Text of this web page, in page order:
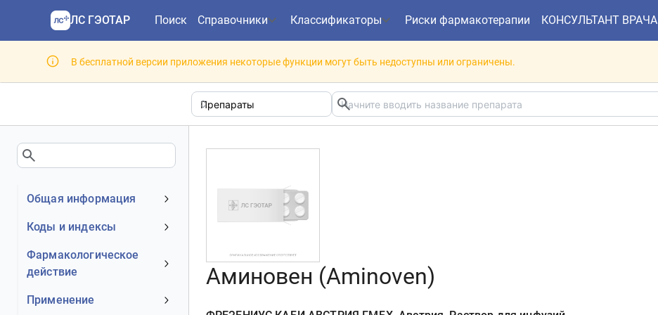
ЛС ГЭОТАР Поиск Справочники Классификаторы Риски фармакотерапии КОНСУЛЬТАНТ ВРАЧА
В бесплатной версии приложения некоторые функции могут быть недоступны или ограничены.
Общая информация
Устаревшее наименование
Номер регистрационного
удостоверения РФ
Действующее вещество
Коды и индексы
АТХ код
МКБ-10 код
Фармакологическое
действие
Механизм действия
Применение
Аминовен (Aminoven)